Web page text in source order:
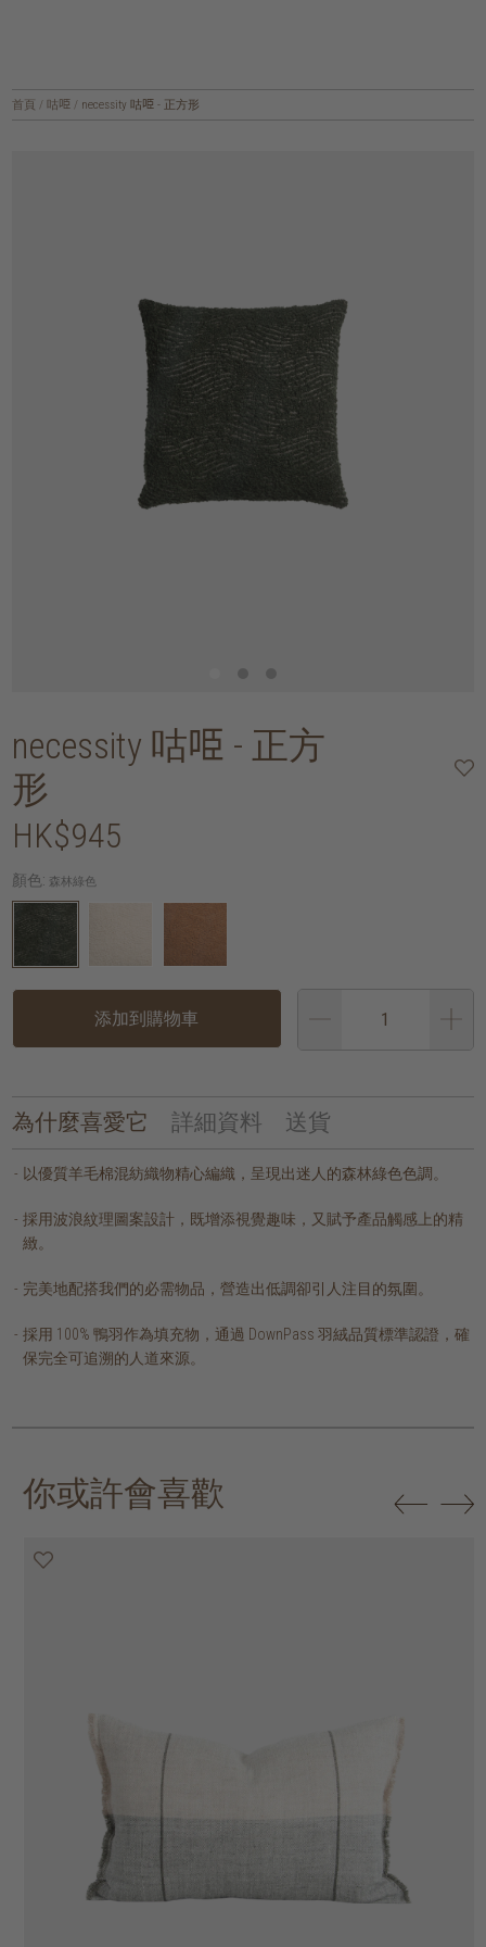
首頁 / 咕𠱸 / necessity 咕𠱸 - 正方形
necessity 咕𠱸 - 正方
形
HK$945
顏色: 森林綠色
添加到購物車
為什麼喜愛它 詳細資料 送貨
以優質羊毛棉混紡織物精心編織，呈現出迷人的森林綠色色調。
採用波浪紋理圖案設計，既增添視覺趣味，又賦予產品觸感上的精
緻。
完美地配搭我們的必需物品，營造出低調卻引人注目的氛圍。
採用 100% 鴨羽作為填充物，通過 DownPass 羽絨品質標準認證，確
保完全可追溯的人道來源。
你或許會喜歡